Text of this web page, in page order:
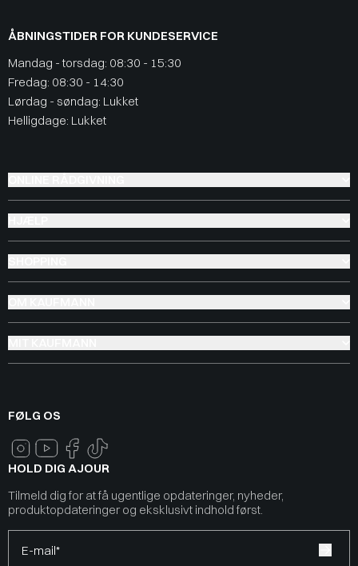
ÅBNINGSTIDER FOR KUNDESERVICE
Mandag - torsdag: 08:30 - 15:30
Fredag: 08:30 - 14:30
Lørdag - søndag: Lukket
Helligdage: Lukket
FØLG OS
HOLD DIG AJOUR
Tilmeld dig for at få ugentlige opdateringer, nyheder,
produktopdateringer og eksklusivt indhold først.
E-mail*